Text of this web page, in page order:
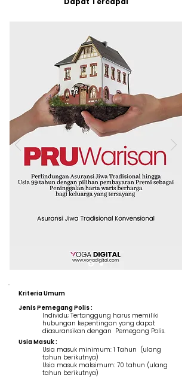
Kriteria Umum
Jenis Pemegang Polis :
Individu; Tertanggung harus memiliki
hubungan kepentingan yang dapat
diasuransikan dengan Pemegang Polis.
Usia Masuk :
Usia masuk minimum: 1 Tahun (ulang
tahun berikutnya)
Usia masuk maksimum: 70 tahun (ulang
tahun berikutnya)